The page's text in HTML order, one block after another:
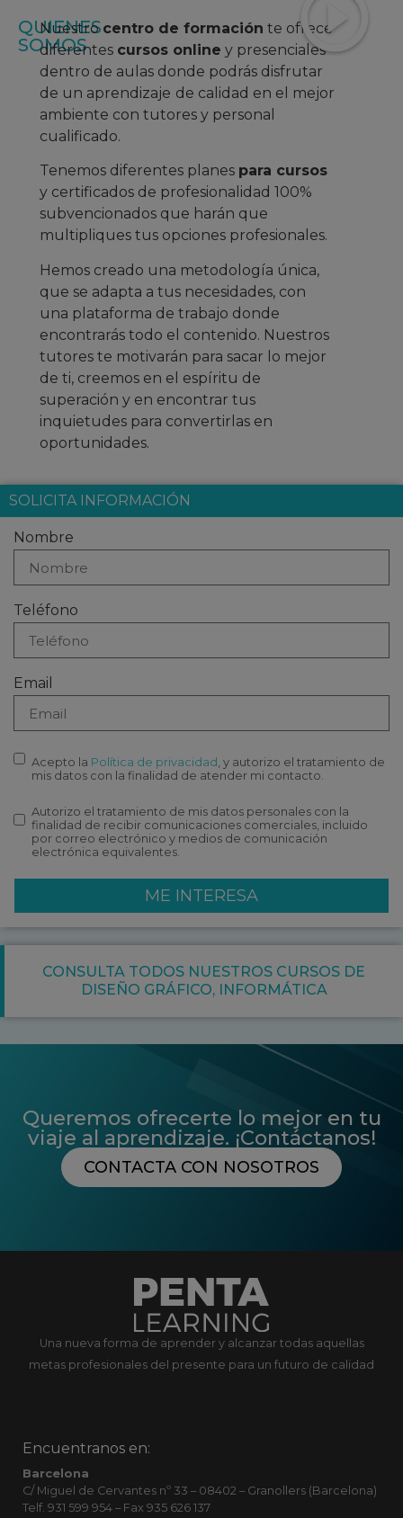
QUIENES
SOMOS
Nuestrocentro de formación te ofrece
diferentes cursos online y presenciales
dentro de aulas donde podrás disfrutar
de un aprendizaje de calidad en el mejor
ambiente con tutores y personal
cualificado.
Tenemos diferentes planes para cursos
y certificados de profesionalidad 100%
subvencionados que harán que
multipliques tus opciones profesionales.
Hemos creado una metodología única,
que se adapta a tus necesidades, con
una plataforma de trabajo donde
encontrarás todo el contenido. Nuestros
tutores te motivarán para sacar lo mejor
de ti, creemos en el espíritu de
superación y en encontrar tus
inquietudes para convertirlas en
oportunidades.
SOLICITA INFORMACIÓN
Nombre
Teléfono
Email
Acepto la Política de privacidad , y autorizo el tratamiento de
mis datos con la finalidad de atender mi contacto.
Autorizo el tratamiento de mis datos personales con la
finalidad de recibir comunicaciones comerciales, incluido
por correo electrónico y medios de comunicación
electrónica equivalentes.
ME INTERESA
CONSULTA TODOS NUESTROS CURSOS DE
DISEÑO GRÁFICO, INFORMÁTICA
Queremos ofrecerte lo mejor en tu
viaje al aprendizaje. ¡Contáctanos!
CONTACTA CON NOSOTROS
Una nueva forma de aprender y alcanzar todas aquellas
metas profesionales del presente para un futuro de calidad
Encuentranos en:
Barcelona
C/ Miguel de Cervantes nº 33 – 08402 – Granollers (Barcelona)
Telf. 931 599 954 – Fax 935 626 137